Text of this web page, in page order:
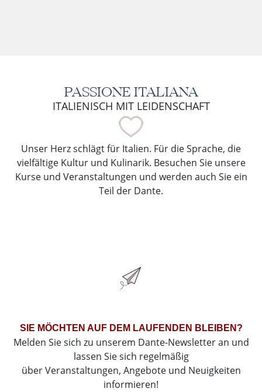
PASSIONE ITALIANA
ITALIENISCH MIT LEIDENSCHAFT
Unser Herz schlägt für Italien. Für die Sprache, die
vielfältige Kultur und Kulinarik. Besuchen Sie unsere
Kurse und Veranstaltungen und werden auch Sie ein
Teil der Dante.
SIE MÖCHTEN AUF DEM LAUFENDEN BLEIBEN?
Melden Sie sich zu unserem Dante-Newsletter an und
lassen Sie sich regelmäßig
über Veranstaltungen, Angebote und Neuigkeiten
informieren!